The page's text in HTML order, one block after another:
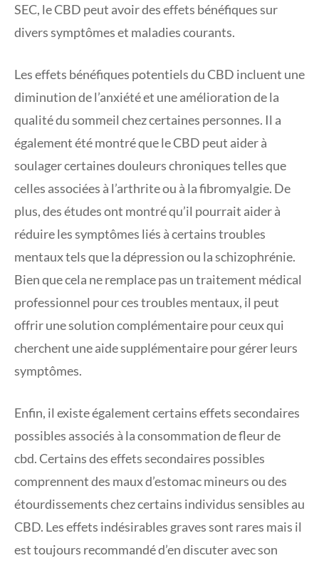
SEC, le CBD peut avoir des effets bénéfiques sur
divers symptômes et maladies courants.
Les effets bénéfiques potentiels du CBD incluent une
diminution de l’anxiété et une amélioration de la
qualité du sommeil chez certaines personnes. Il a
également été montré que le CBD peut aider à
soulager certaines douleurs chroniques telles que
celles associées à l’arthrite ou à la fibromyalgie. De
plus, des études ont montré qu’il pourrait aider à
réduire les symptômes liés à certains troubles
mentaux tels que la dépression ou la schizophrénie.
Bien que cela ne remplace pas un traitement médical
professionnel pour ces troubles mentaux, il peut
offrir une solution complémentaire pour ceux qui
cherchent une aide supplémentaire pour gérer leurs
symptômes.
Enfin, il existe également certains effets secondaires
possibles associés à la consommation de fleur de
cbd. Certains des effets secondaires possibles
comprennent des maux d’estomac mineurs ou des
étourdissements chez certains individus sensibles au
CBD. Les effets indésirables graves sont rares mais il
est toujours recommandé d’en discuter avec son